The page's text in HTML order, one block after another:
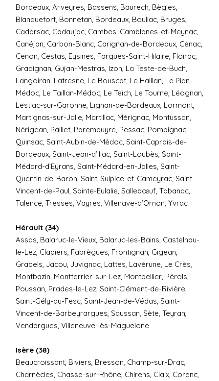
Bordeaux, Arveyres, Bassens, Baurech, Bègles,
Blanquefort, Bonnetan, Bordeaux, Bouliac, Bruges,
Cadarsac, Cadaujac, Cambes, Camblanes-et-Meynac,
Canéjan, Carbon-Blanc, Carignan-de-Bordeaux, Cénac,
Cenon, Cestas, Eysines, Fargues-Saint-Hilaire, Floirac,
Gradignan, Gujan-Mestras, Izon, La Teste-de-Buch,
Langoiran, Latresne, Le Bouscat, Le Haillan, Le Pian-
Médoc, Le Taillan-Médoc, Le Teich, Le Tourne, Léognan,
Lestiac-sur-Garonne, Lignan-de-Bordeaux, Lormont,
Martignas-sur-Jalle, Martillac, Mérignac, Montussan,
Nérigean, Paillet, Parempuyre, Pessac, Pompignac,
Quinsac, Saint-Aubin-de-Médoc, Saint-Caprais-de-
Bordeaux, Saint-Jean-d’Illac, Saint-Loubès, Saint-
Médard-d’Eyrans, Saint-Médard-en-Jalles, Saint-
Quentin-de-Baron, Saint-Sulpice-et-Cameyrac, Saint-
Vincent-de-Paul, Sainte-Eulalie, Sallebœuf, Tabanac,
Talence, Tresses, Vayres, Villenave-d’Ornon, Yvrac
Hérault (34)
Assas, Balaruc-le-Vieux, Balaruc-les-Bains, Castelnau-
le-Lez, Clapiers, Fabrègues, Frontignan, Gigean,
Grabels, Jacou, Juvignac, Lattes, Lavérune, Le Crès,
Montbazin, Montferrier-sur-Lez, Montpellier, Pérols,
Poussan, Prades-le-Lez, Saint-Clément-de-Rivière,
Saint-Gély-du-Fesc, Saint-Jean-de-Védas, Saint-
Vincent-de-Barbeyrargues, Saussan, Sète, Teyran,
Vendargues, Villeneuve-lès-Maguelone
Isère (38)
Beaucroissant, Biviers, Bresson, Champ-sur-Drac,
Charnècles, Chasse-sur-Rhône, Chirens, Claix, Corenc,